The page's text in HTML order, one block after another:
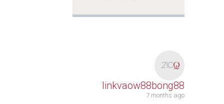
linkvaow88bong88
7 months ago